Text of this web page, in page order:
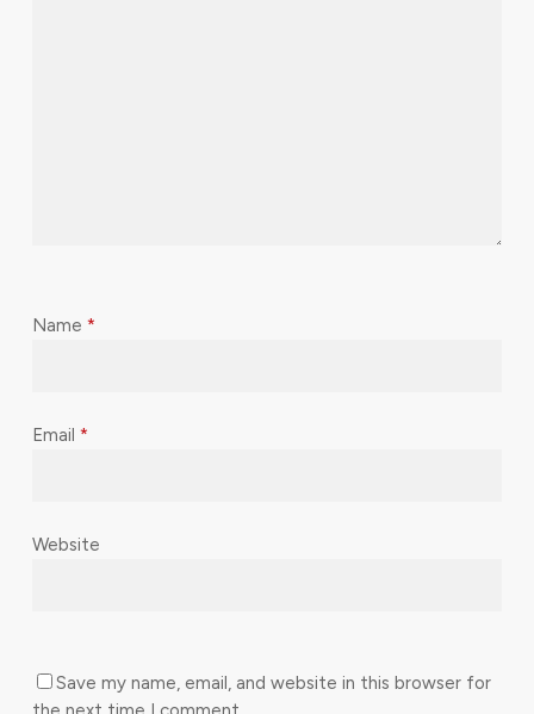
Name *
Email *
Website
Save my name, email, and website in this browser for